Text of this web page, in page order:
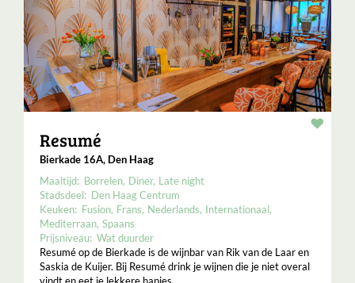
Resumé
Bierkade 16A, Den Haag
Maaltijd: Borrelen Diner Late night
Stadsdeel: Den Haag Centrum
Keuken: Fusion Frans Nederlands Internationaal
Mediterraan Spaans
Prijsniveau: Wat duurder
Resumé op de Bierkade is de wijnbar van Rik van de Laar en
Saskia de Kuijer. Bij Resumé drink je wijnen die je niet overal